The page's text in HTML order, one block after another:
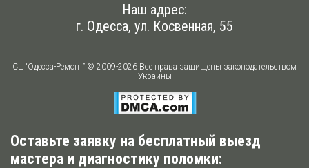
Наш адрес:
г. Одесса, ул. Косвенная, 55
СЦ “Одесса-Ремонт” © 2009-2026 Все права защищены законодательством
Украины
Оставьте заявку на бесплатный выезд
мастера и диагностику поломки: